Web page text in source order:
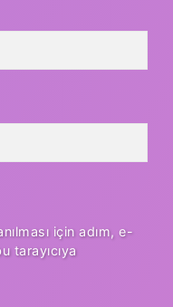
için adım, e-
tarayıcıya